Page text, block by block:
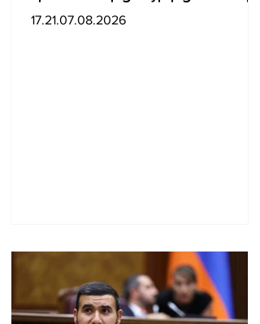
դրամից ավելի
17.21.07.08.2026